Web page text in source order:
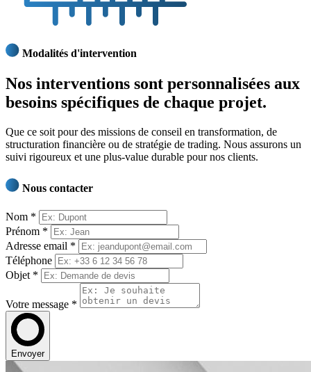
Modalités d'intervention
Nos interventions sont personnalisées aux
besoins spécifiques de chaque projet.
Que ce soit pour des missions de conseil en transformation, de
structuration financière ou de stratégie de trading. Nous assurons un
suivi rigoureux et une plus-value durable pour nos clients.
Nous contacter
Nom *
Prénom *
Adresse email *
Téléphone
Objet *
Votre message *
Envoyer